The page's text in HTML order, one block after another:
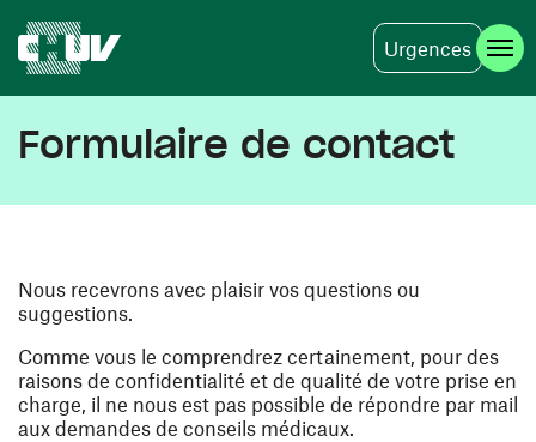
Urgences
Formulaire de contact
Nous recevrons avec plaisir vos questions ou
suggestions.
Comme vous le comprendrez certainement, pour des
raisons de confidentialité et de qualité de votre prise en
charge, il ne nous est pas possible de répondre par mail
aux demandes de conseils médicaux.